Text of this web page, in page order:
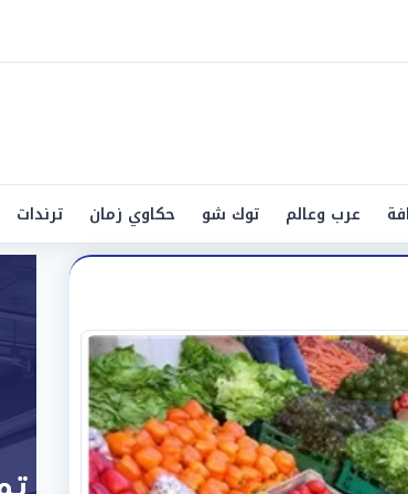
عرب وعالم توك شو حكاوي زمان ترندات